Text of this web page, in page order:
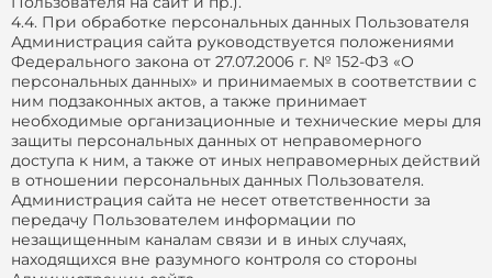
4.4. При обработке персональных данных Пользователя
Администрация сайта руководствуется положениями
Федерального закона от 27.07.2006 г. № 152-ФЗ «О
персональных данных» и принимаемых в соответствии с
ним подзаконных актов, а также принимает
необходимые организационные и технические меры для
защиты персональных данных от неправомерного
доступа к ним, а также от иных неправомерных действий
в отношении персональных данных Пользователя.
Администрация сайта не несет ответственности за
передачу Пользователем информации по
незащищенным каналам связи и в иных случаях,
находящихся вне разумного контроля со стороны